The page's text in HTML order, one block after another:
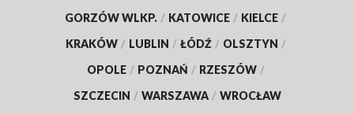
GORZÓW WLKP. / KATOWICE / KIELCE /
KRAKÓW / LUBLIN / ŁÓDŹ / OLSZTYN /
OPOLE / POZNAŃ / RZESZÓW /
SZCZECIN / WARSZAWA / WROCŁAW